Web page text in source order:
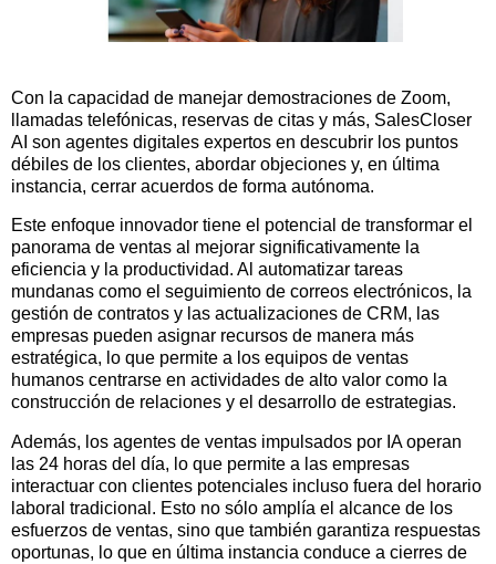
Con la capacidad de manejar demostraciones de Zoom,
llamadas telefónicas, reservas de citas y más, SalesCloser
AI son agentes digitales expertos en descubrir los puntos
débiles de los clientes, abordar objeciones y, en última
instancia, cerrar acuerdos de forma autónoma.
Este enfoque innovador tiene el potencial de transformar el
panorama de ventas al mejorar significativamente la
eficiencia y la productividad. Al automatizar tareas
mundanas como el seguimiento de correos electrónicos, la
gestión de contratos y las actualizaciones de CRM, las
empresas pueden asignar recursos de manera más
estratégica, lo que permite a los equipos de ventas
humanos centrarse en actividades de alto valor como la
construcción de relaciones y el desarrollo de estrategias.
Además, los agentes de ventas impulsados ​​por IA operan
las 24 horas del día, lo que permite a las empresas
interactuar con clientes potenciales incluso fuera del horario
laboral tradicional. Esto no sólo amplía el alcance de los
esfuerzos de ventas, sino que también garantiza respuestas
oportunas, lo que en última instancia conduce a cierres de